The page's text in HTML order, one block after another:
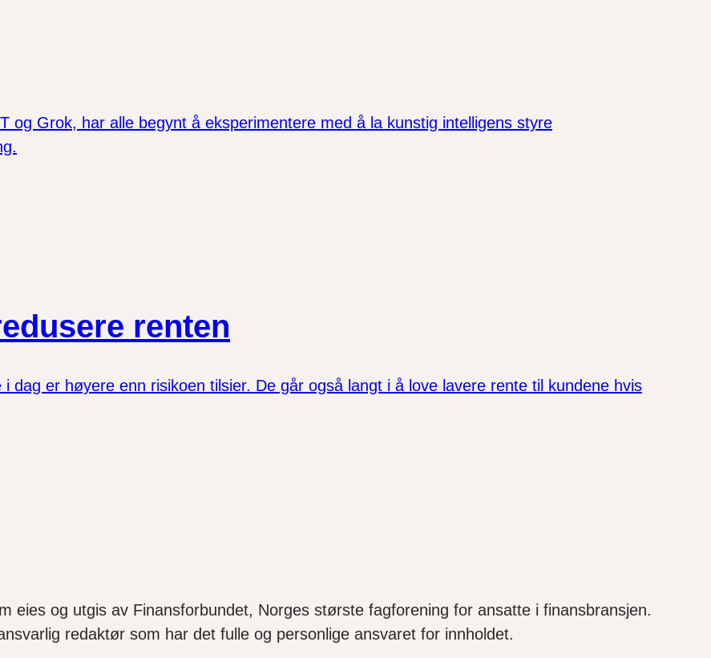
og Grok, har alle begynt å eksperimentere med å la kunstig intelligens styre
renten
dag er høyere enn risikoen tilsier. De går også langt i å love lavere rente til kundene hvis
eies og utgis av Finansforbundet, Norges største fagforening for ansatte i finansbransjen.
redaktør som har det fulle og personlige ansvaret for innholdet.